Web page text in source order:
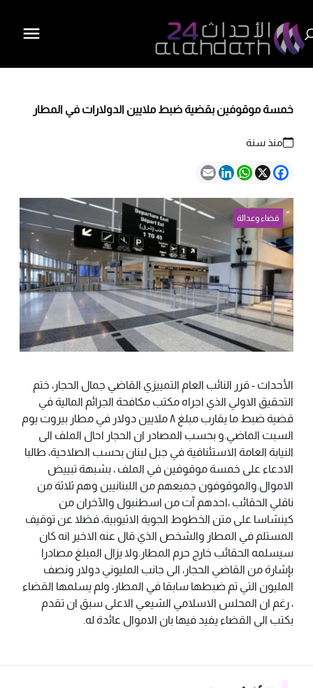
خمسة موقوفين بقضية ضبط ملايين الدولارات في المطار
منذ سنة
Facebook
X
WhatsApp
LinkedIn
Email
قضاء وعدالة
الأحداث - قرر النائب العام التمييزي القاضي جمال الحجار، ختم
التحقيق الاولي الذي اجراه مكتب مكافحة الجرائم المالية في
قضية ضبط ما يقارب مبلغ ٨ ملايين دولار في مطار بيروت يوم
السبت الماضي.و بحسب المصادر ان الحجار احال الملف الى
النيابة العامة الاستئنافية في جبل لبنان بحسب الصلاحية، طالبا
الادعاء على خمسة موقوفين في الملف ، بشبهة تبييض
الاموال.والموقوفون جميعهم من اللبنانيين وهم ثلاثة من
ناقلي الحقائب ،احدهم آت من اسطنبول والآخران من
كينشاسا على متن الخطوط الجوية الاثيوبية، فضلا عن توقيف
المستلم في المطار والشخص الذي قال عنه الاخير انه كان
سيسلمه الحقائب خارج حرم المطار.ولا يزال المبلغ مصادرا
بإشارة من القاضي الحجار، الى جانب المليوني دولار ونصف
المليون التي تم ضبطها سابقا في المطار، ولم يسلمها القضاء
، رغم ان المحلس الاسلامي الشيعي الاعلى سبق ان تقدم
بكتب الى القضاء يفيد فيها بان الاموال عائدة له.